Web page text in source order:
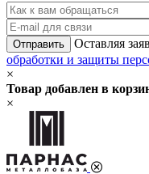
Отправить Оставляя
обработки и защиты
×
Товар добавлен в
×